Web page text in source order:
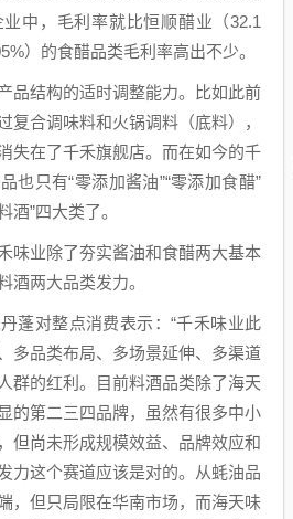
中，毛利率就比恒顺醋业（32.1
）的食醋品类毛利率高出不少。
品结构的适时调整能力。比如此前
复合调味料和火锅调料（底料），
失在了千禾旗舰店。而在如今的千
也只有“零添加酱油”“零添加食醋”
酒”四大类了。
味业除了夯实酱油和食醋两大基本
酒两大品类发力。
蓬对整点消费表示：“千禾味业此
多品类布局、多场景延伸、多渠道
群的红利。目前料酒品类除了海天
的第二三四品牌，虽然有很多中小
但尚未形成规模效益、品牌效应和
力这个赛道应该是对的。从蚝油品
，但只局限在华南市场，而海天味